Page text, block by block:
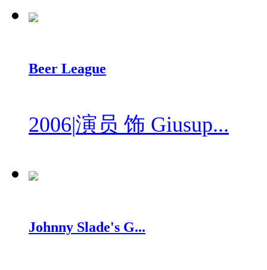
Beer League
2006|演员 饰 Giusup...
Johnny Slade's G...